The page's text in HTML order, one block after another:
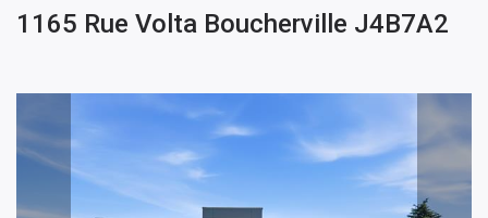
1165 Rue Volta Boucherville J4B7A2